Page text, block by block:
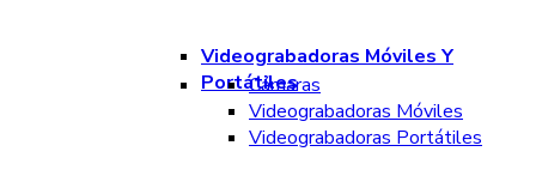
Videograbadoras Móviles Y
Portátiles
Cámaras
Videograbadoras Móviles
Videograbadoras Portátiles